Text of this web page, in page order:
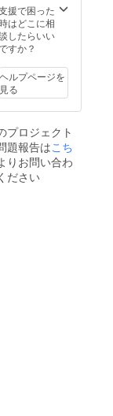
AM」
・ファ
ルル
（赤﨑
「0-
week-
old」 ※
スマホ
まだ機
材があ
りませ
ん。 ※
カラオ
援で困った
はどこに相
したらいい
すか？
ヘルプページを
見る
プロジェクト
題報告はこち
りお問い合わ
ださい